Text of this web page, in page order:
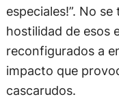
especiales!”. No
hostilidad de esos
reconfigurados a
impacto que
cascarudos.